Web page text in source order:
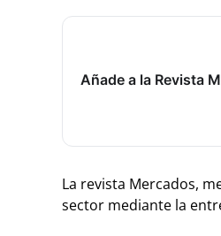
Añade a la Revista
La revista Mercados,
sector mediante la